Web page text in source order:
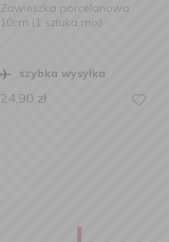
Zawieszka porcelanowa
10cm (1 sztuka mix)
szybka wysyłka
24,90 zł